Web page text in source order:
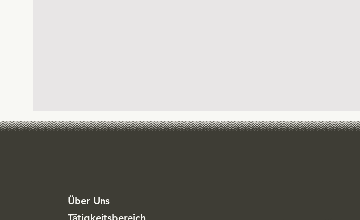
Über Uns